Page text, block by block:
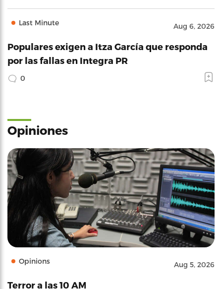
Last Minute Aug 6, 2026
Populares exigen a Itza García que responda
por las fallas en Integra PR
0
Opiniones
Opinions Aug 5, 2026
Terror a las 10 AM